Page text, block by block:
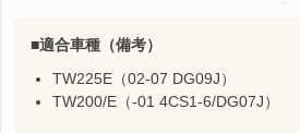
適合車種（備考）
TW225E（02-07 DG09J）
TW200/E（-01 4CS1-6/DG07J）